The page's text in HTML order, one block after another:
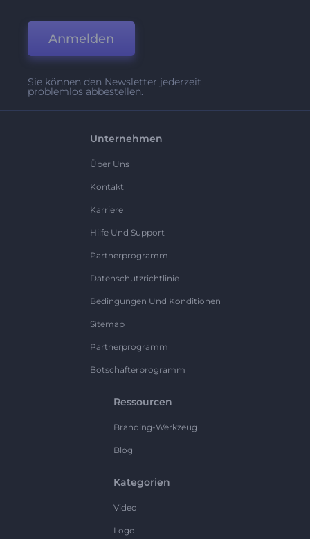
Anmelden
Sie können den Newsletter jederzeit
problemlos abbestellen.
Unternehmen
Über Uns
Kontakt
Karriere
Hilfe Und Support
Partnerprogramm
Datenschutzrichtlinie
Bedingungen Und Konditionen
Sitemap
Partnerprogramm
Botschafterprogramm
Ressourcen
Branding-Werkzeug
Blog
Kategorien
Video
Logo